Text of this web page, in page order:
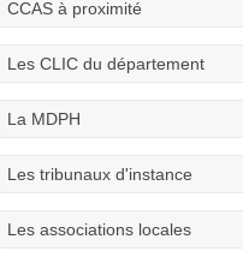
CCAS à proximité
Les CLIC du département
La MDPH
Les tribunaux d'instance
Les associations locales